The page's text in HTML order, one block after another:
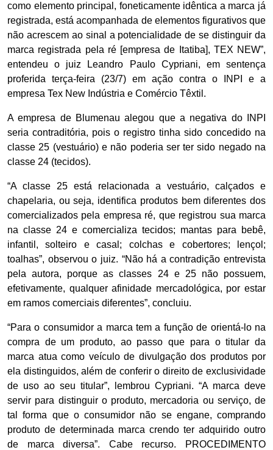
como elemento principal, foneticamente idêntica a marca já
registrada, está acompanhada de elementos figurativos que
não acrescem ao sinal a potencialidade de se distinguir da
marca registrada pela ré [empresa de Itatiba], TEX NEW”,
entendeu o juiz Leandro Paulo Cypriani, em sentença
proferida terça-feira (23/7) em ação contra o INPI e a
empresa Tex New Indústria e Comércio Têxtil.
A empresa de Blumenau alegou que a negativa do INPI
seria contraditória, pois o registro tinha sido concedido na
classe 25 (vestuário) e não poderia ser ter sido negado na
classe 24 (tecidos).
“A classe 25 está relacionada a vestuário, calçados e
chapelaria, ou seja, identifica produtos bem diferentes dos
comercializados pela empresa ré, que registrou sua marca
na classe 24 e comercializa tecidos; mantas para bebê,
infantil, solteiro e casal; colchas e cobertores; lençol;
toalhas”, observou o juiz. “Não há a contradição entrevista
pela autora, porque as classes 24 e 25 não possuem,
efetivamente, qualquer afinidade mercadológica, por estar
em ramos comerciais diferentes”, concluiu.
“Para o consumidor a marca tem a função de orientá-lo na
compra de um produto, ao passo que para o titular da
marca atua como veículo de divulgação dos produtos por
ela distinguidos, além de conferir o direito de exclusividade
de uso ao seu titular”, lembrou Cypriani. “A marca deve
servir para distinguir o produto, mercadoria ou serviço, de
tal forma que o consumidor não se engane, comprando
produto de determinada marca crendo ter adquirido outro
de marca diversa”. Cabe recurso. PROCEDIMENTO